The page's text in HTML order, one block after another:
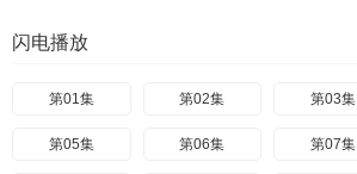
闪电播放
第01集 第02集 第03集
第05集 第06集 第07集